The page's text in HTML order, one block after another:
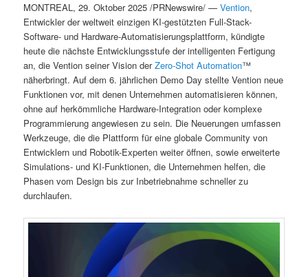
MONTREAL, 29. Oktober 2025 /PRNewswire/ —Vention,
Entwickler der weltweit einzigen KI-gestützten Full-Stack-
Software- und Hardware-Automatisierungsplattform, kündigte
heute die nächste Entwicklungsstufe der intelligenten Fertigung
an, die Vention seiner Vision derZero-Shot Automation™
näherbringt. Auf dem 6. jährlichen Demo Day stellte Vention neue
Funktionen vor, mit denen Unternehmen automatisieren können,
ohne auf herkömmliche Hardware-Integration oder komplexe
Programmierung angewiesen zu sein. Die Neuerungen umfassen
Werkzeuge, die die Plattform für eine globale Community von
Entwicklern und Robotik-Experten weiter öffnen, sowie erweiterte
Simulations- und KI-Funktionen, die Unternehmen helfen, die
Phasen vom Design bis zur Inbetriebnahme schneller zu
durchlaufen.